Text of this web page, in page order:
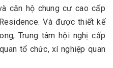
căn hộ chung cư cao cấp
Và được thiết kế
Trung tâm hội nghị cấp
tổ chức, xí nghiệp quan